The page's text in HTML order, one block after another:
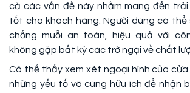
cả các vấn đề này nhằm mang đến trải
tốt cho khách hàng. Người dùng có thể
chống muỗi an toàn, hiệu quả với
không gặp bất kỳ các trở ngại về chất
Có thể thấy xem xét ngoại hình của
những yếu tố vô cùng hữu ích để nhận